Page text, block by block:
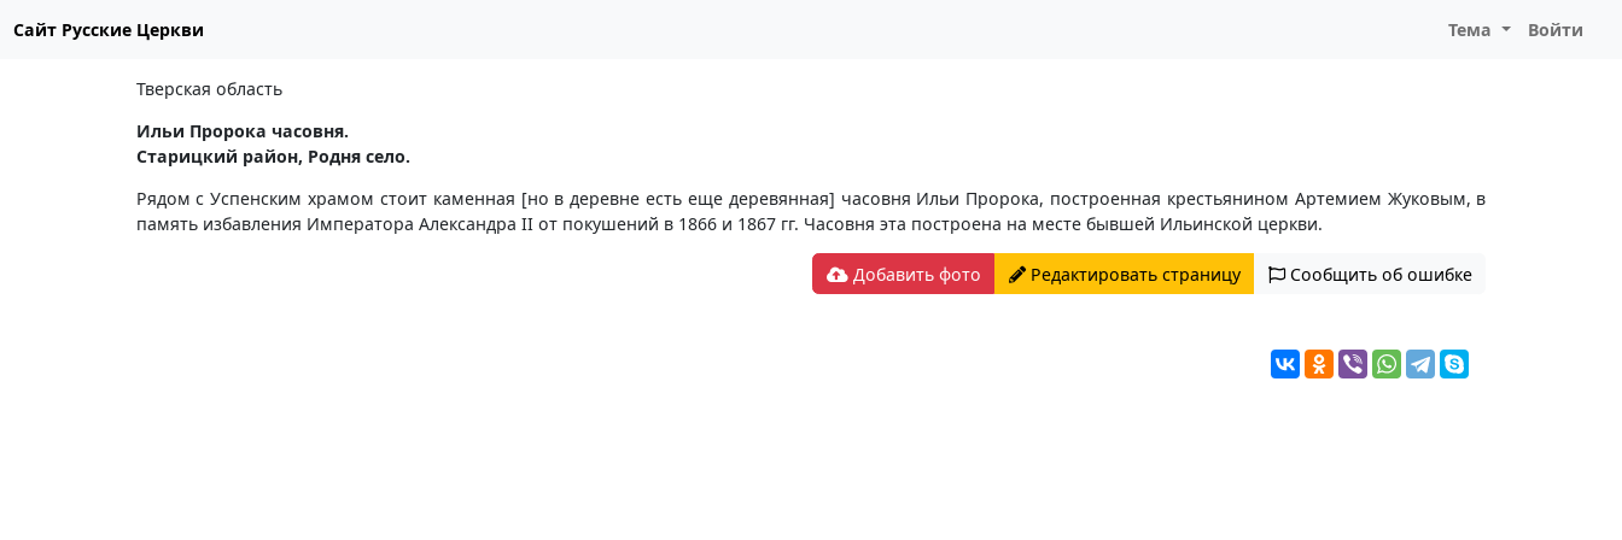
Сайт Русские Церкви Тема Войти
Тверская область
Ильи Пророка часовня.
Старицкий район, Родня село.
Рядом с Успенским храмом стоит каменная [но в деревне есть еще деревянная] часовня Ильи Пророка, построенная крестьянином Артемием Жуковым, в
память избавления Императора Александра II от покушений в 1866 и 1867 гг. Часовня эта построена на месте бывшей Ильинской церкви.
Добавить фото Редактировать страницу Сообщить об ошибке